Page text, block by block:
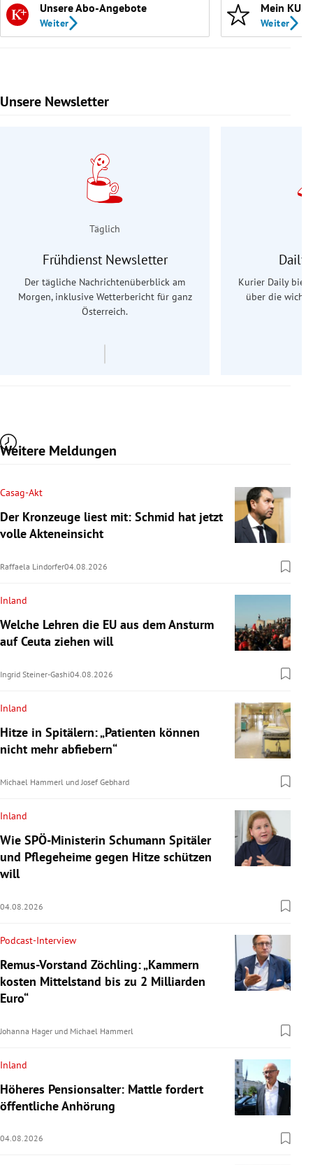
Unsere Abo-Angebote
Weiter
Mein
Weiter
Unsere Newsletter
Slide 1 von 9
Täglich
Frühdienst Newsletter
Der tägliche Nachrichtenüberblick am
Morgen, inklusive Wetterbericht für ganz
Österreich.
Daily
Kurier Daily
über die
Weitere Meldungen
Casag-Akt
Der Kronzeuge liest mit: Schmid hat jetzt
volle Akteneinsicht
Raffaela Lindorfer04.08.2026
Inland
Welche Lehren die EU aus dem Ansturm
auf Ceuta ziehen will
Ingrid Steiner-Gashi04.08.2026
Inland
Hitze in Spitälern: „Patienten können
nicht mehr abfiebern“
Michael Hammerl und Josef Gebhard
Inland
Wie SPÖ-Ministerin Schumann Spitäler
und Pflegeheime gegen Hitze schützen
will
04.08.2026
Podcast-Interview
Remus-Vorstand Zöchling: „Kammern
kosten Mittelstand bis zu 2 Milliarden
Euro“
Johanna Hager und Michael Hammerl
Inland
Höheres Pensionsalter: Mattle fordert
öffentliche Anhörung
04.08.2026